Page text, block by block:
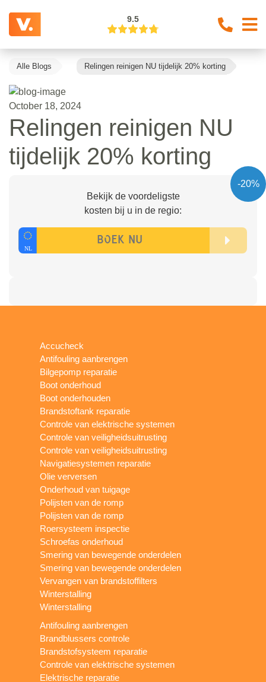
9.5
Alle Blogs Relingen reinigen NU tijdelijk 20% korting
October 18, 2024
Relingen reinigen NU
tijdelijk 20% korting
-20%
Bekijk de voordeligste
kosten bij u in de regio:
Accucheck
Antifouling aanbrengen
Bilgepomp reparatie
Boot onderhoud
Boot onderhouden
Brandstoftank reparatie
Controle van elektrische systemen
Controle van veiligheidsuitrusting
Controle van veiligheidsuitrusting
Navigatiesystemen reparatie
Olie verversen
Onderhoud van tuigage
Polijsten van de romp
Polijsten van de romp
Roersysteem inspectie
Schroefas onderhoud
Smering van bewegende onderdelen
Smering van bewegende onderdelen
Vervangen van brandstoffilters
Winterstalling
Winterstalling
Antifouling aanbrengen
Brandblussers controle
Brandstofsysteem reparatie
Controle van elektrische systemen
Elektrische reparatie